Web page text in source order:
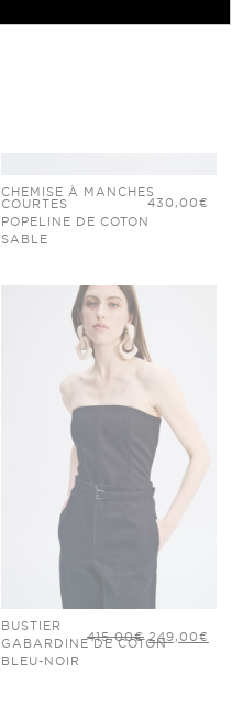
CHEMISE À MANCHES
COURTES
POPELINE DE COTON
SABLE
430,00€
BUSTIER
GABARDINE DE COTON
BLEU-NOIR
415,00€ LE
PRIX
249,00€